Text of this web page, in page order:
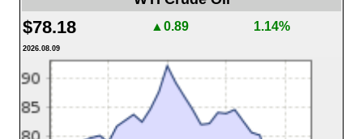
$78.18 ▲0.89 1.14%
2026.08.09